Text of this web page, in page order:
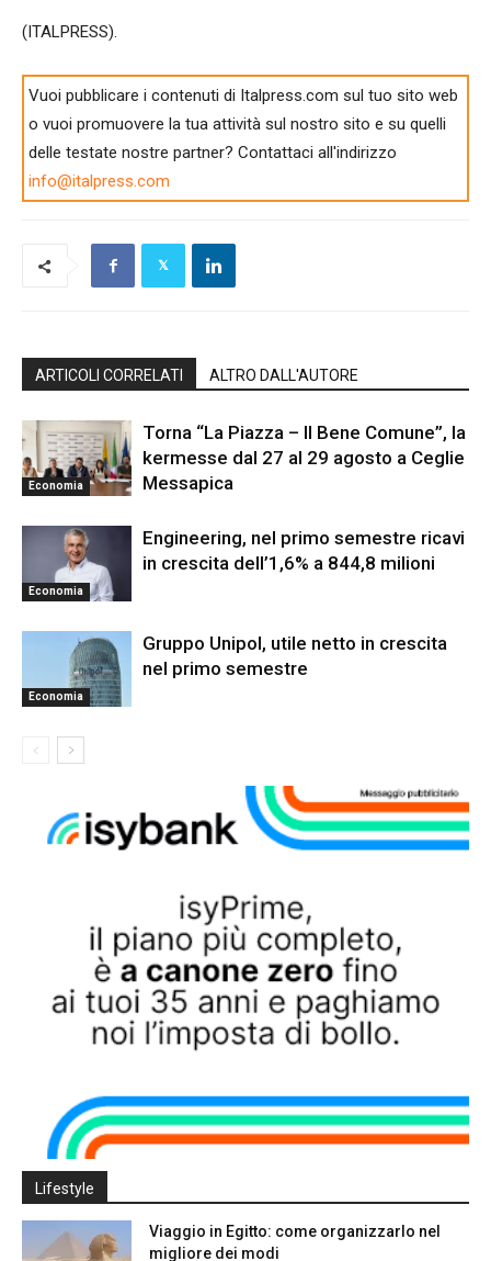
(ITALPRESS).
Vuoi pubblicare i contenuti di Italpress.com sul tuo sito web
o vuoi promuovere la tua attività sul nostro sito e su quelli
delle testate nostre partner? Contattaci all'indirizzo
info@italpress.com
ARTICOLI CORRELATI ALTRO DALL'AUTORE
Economia
Torna “La Piazza – Il Bene Comune”, la
kermesse dal 27 al 29 agosto a Ceglie
Messapica
Economia
Engineering, nel primo semestre ricavi
in crescita dell’1,6% a 844,8 milioni
Economia
Gruppo Unipol, utile netto in crescita
nel primo semestre
Lifestyle
Viaggio in Egitto: come organizzarlo nel
migliore dei modi